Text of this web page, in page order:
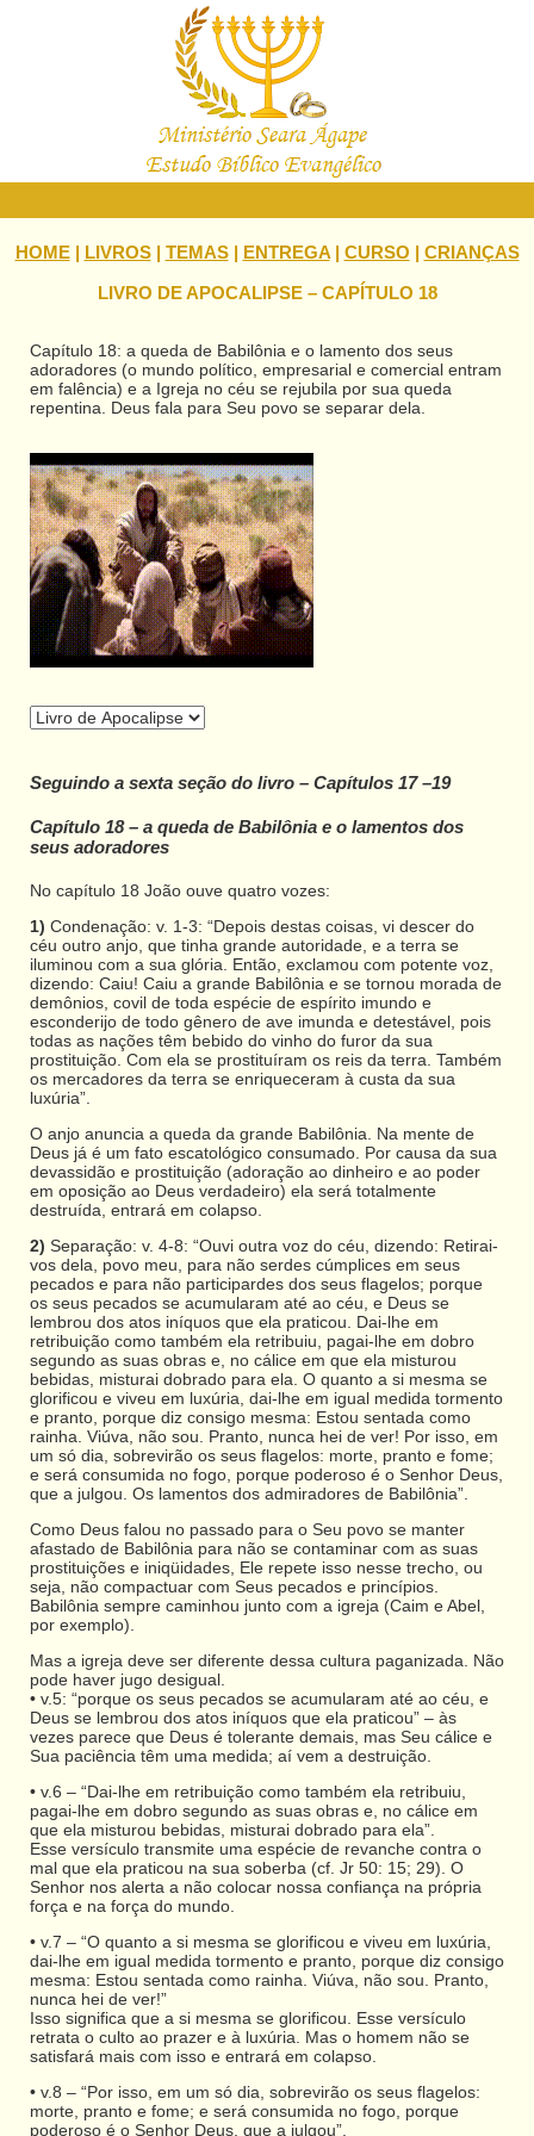
HOME| LIVROS| TEMAS| ENTREGA| CURSO | CRIANÇAS
LIVRO DE APOCALIPSE – CAPÍTULO 18
Capítulo 18: a queda de Babilônia e o lamento dos seus
adoradores (o mundo político, empresarial e comercial entram
em falência) e a Igreja no céu se rejubila por sua queda
repentina. Deus fala para Seu povo se separar dela.
Seguindo a sexta seção do livro – Capítulos 17 –19
Capítulo 18 – a queda de Babilônia e o lamentos dos
seus adoradores
No capítulo 18 João ouve quatro vozes:
1) Condenação: v. 1-3: “Depois destas coisas, vi descer do
céu outro anjo, que tinha grande autoridade, e a terra se
iluminou com a sua glória. Então, exclamou com potente voz,
dizendo: Caiu! Caiu a grande Babilônia e se tornou morada de
demônios, covil de toda espécie de espírito imundo e
esconderijo de todo gênero de ave imunda e detestável, pois
todas as nações têm bebido do vinho do furor da sua
prostituição. Com ela se prostituíram os reis da terra. Também
os mercadores da terra se enriqueceram à custa da sua
luxúria”.
O anjo anuncia a queda da grande Babilônia. Na mente de
Deus já é um fato escatológico consumado. Por causa da sua
devassidão e prostituição (adoração ao dinheiro e ao poder
em oposição ao Deus verdadeiro) ela será totalmente
destruída, entrará em colapso.
2) Separação: v. 4-8: “Ouvi outra voz do céu, dizendo: Retirai-
vos dela, povo meu, para não serdes cúmplices em seus
pecados e para não participardes dos seus flagelos; porque
os seus pecados se acumularam até ao céu, e Deus se
lembrou dos atos iníquos que ela praticou. Dai-lhe em
retribuição como também ela retribuiu, pagai-lhe em dobro
segundo as suas obras e, no cálice em que ela misturou
bebidas, misturai dobrado para ela. O quanto a si mesma se
glorificou e viveu em luxúria, dai-lhe em igual medida tormento
e pranto, porque diz consigo mesma: Estou sentada como
rainha. Viúva, não sou. Pranto, nunca hei de ver! Por isso, em
um só dia, sobrevirão os seus flagelos: morte, pranto e fome;
e será consumida no fogo, porque poderoso é o Senhor Deus,
que a julgou. Os lamentos dos admiradores de Babilônia”.
Como Deus falou no passado para o Seu povo se manter
afastado de Babilônia para não se contaminar com as suas
prostituições e iniqüidades, Ele repete isso nesse trecho, ou
seja, não compactuar com Seus pecados e princípios.
Babilônia sempre caminhou junto com a igreja (Caim e Abel,
por exemplo).
Mas a igreja deve ser diferente dessa cultura paganizada. Não
pode haver jugo desigual.
• v.5: “porque os seus pecados se acumularam até ao céu, e
Deus se lembrou dos atos iníquos que ela praticou” – às
vezes parece que Deus é tolerante demais, mas Seu cálice e
Sua paciência têm uma medida; aí vem a destruição.
• v.6 – “Dai-lhe em retribuição como também ela retribuiu,
pagai-lhe em dobro segundo as suas obras e, no cálice em
que ela misturou bebidas, misturai dobrado para ela”.
Esse versículo transmite uma espécie de revanche contra o
mal que ela praticou na sua soberba (cf. Jr 50: 15; 29). O
Senhor nos alerta a não colocar nossa confiança na própria
força e na força do mundo.
• v.7 – “O quanto a si mesma se glorificou e viveu em luxúria,
dai-lhe em igual medida tormento e pranto, porque diz consigo
mesma: Estou sentada como rainha. Viúva, não sou. Pranto,
nunca hei de ver!”
Isso significa que a si mesma se glorificou. Esse versículo
retrata o culto ao prazer e à luxúria. Mas o homem não se
satisfará mais com isso e entrará em colapso.
• v.8 – “Por isso, em um só dia, sobrevirão os seus flagelos:
morte, pranto e fome; e será consumida no fogo, porque
poderoso é o Senhor Deus, que a julgou”.